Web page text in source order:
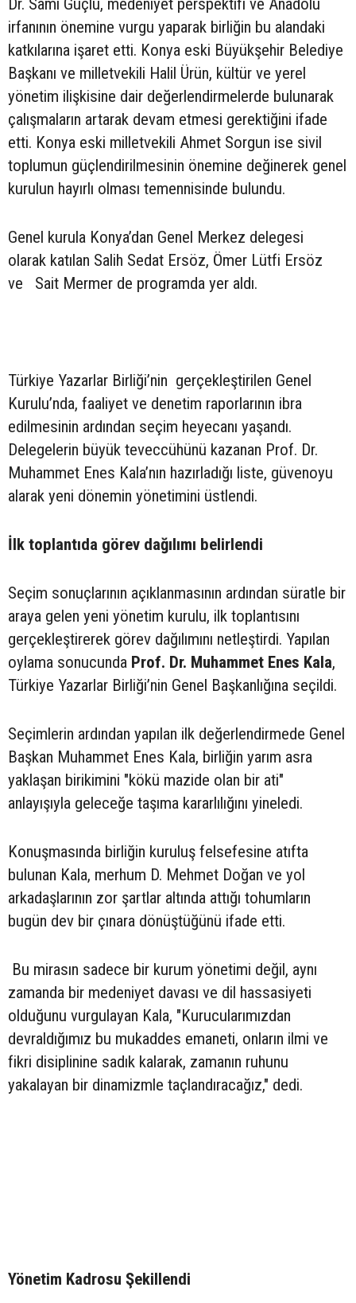
Dr. Sami Güçlü, medeniyet perspektifi ve Anadolu
irfanının önemine vurgu yaparak birliğin bu alandaki
katkılarına işaret etti. Konya eski Büyükşehir Belediye
Başkanı ve milletvekili Halil Ürün, kültür ve yerel
yönetim ilişkisine dair değerlendirmelerde bulunarak
çalışmaların artarak devam etmesi gerektiğini ifade
etti. Konya eski milletvekili Ahmet Sorgun ise sivil
toplumun güçlendirilmesinin önemine değinerek genel
kurulun hayırlı olması temennisinde bulundu.
Genel kurula Konya’dan Genel Merkez delegesi
olarak katılan Salih Sedat Ersöz, Ömer Lütfi Ersöz
ve Sait Mermer de programda yer aldı.
Türkiye Yazarlar Birliği’nin gerçekleştirilen Genel
Kurulu’nda, faaliyet ve denetim raporlarının ibra
edilmesinin ardından seçim heyecanı yaşandı.
Delegelerin büyük teveccühünü kazanan Prof. Dr.
Muhammet Enes Kala’nın hazırladığı liste, güvenoyu
alarak yeni dönemin yönetimini üstlendi.
İlk toplantıda görev dağılımı belirlendi
Seçim sonuçlarının açıklanmasının ardından süratle bir
araya gelen yeni yönetim kurulu, ilk toplantısını
gerçekleştirerek görev dağılımını netleştirdi. Yapılan
oylama sonucunda Prof. Dr. Muhammet Enes Kala,
Türkiye Yazarlar Birliği’nin Genel Başkanlığına seçildi.
Seçimlerin ardından yapılan ilk değerlendirmede Genel
Başkan Muhammet Enes Kala, birliğin yarım asra
yaklaşan birikimini "kökü mazide olan bir ati"
anlayışıyla geleceğe taşıma kararlılığını yineledi.
Konuşmasında birliğin kuruluş felsefesine atıfta
bulunan Kala, merhum D. Mehmet Doğan ve yol
arkadaşlarının zor şartlar altında attığı tohumların
bugün dev bir çınara dönüştüğünü ifade etti.
Bu mirasın sadece bir kurum yönetimi değil, aynı
zamanda bir medeniyet davası ve dil hassasiyeti
olduğunu vurgulayan Kala, "Kurucularımızdan
devraldığımız bu mukaddes emaneti, onların ilmi ve
fikri disiplinine sadık kalarak, zamanın ruhunu
yakalayan bir dinamizmle taçlandıracağız," dedi.
Yönetim Kadrosu Şekillendi